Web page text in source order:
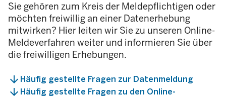
Sie gehören zum Kreis der Meldepflichtigen oder
möchten freiwillig an einer Datenerhebung
mitwirken? Hier leiten wir Sie zu unseren Online-
Meldeverfahren weiter und informieren Sie über
die freiwilligen Erhebungen.
Häufig gestellte Fragen zur Datenmeldung
Häufig gestellte Fragen zu den Online-